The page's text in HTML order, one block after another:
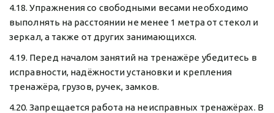
4.18. Упражнения со свободными весами необходимо
выполнять на расстоянии не менее 1 метра от стекол и
зеркал, а также от других занимающихся.
4.19. Перед началом занятий на тренажёре убедитесь в
исправности, надёжности установки и крепления
тренажёра, грузов, ручек, замков.
4.20. Запрещается работа на неисправных тренажёрах. В